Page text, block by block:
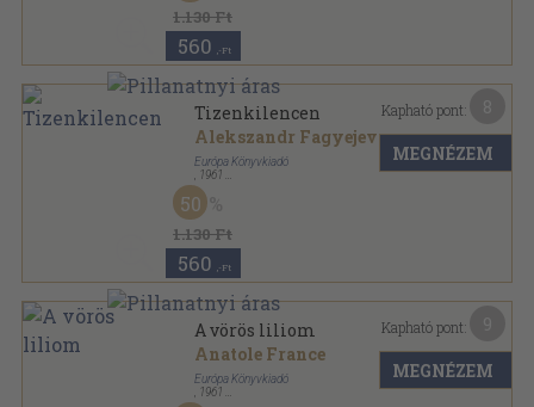
1.130 Ft
560 ,-Ft
Tizenkilencen
Alekszandr Fagyejev
Európa Könyvkiadó
1961
Vászon
Milliók könyve sorozat
1.130 Ft
50
560 ,-Ft
Kapható pont:
MEGNÉZEM
A vörös liliom
Anatole France
Európa Könyvkiadó
1961
Kapható pont:
MEGNÉZEM